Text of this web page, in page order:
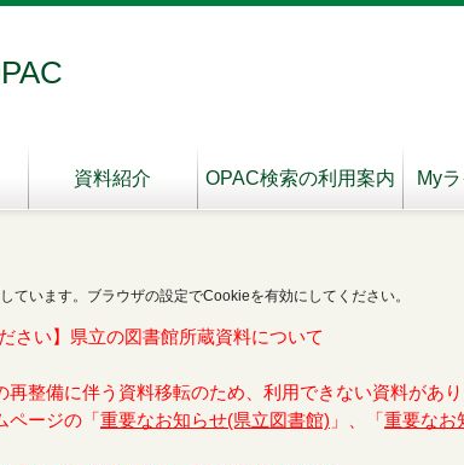
資料紹介 OPAC検索の利用案内 My
ています。ブラウザの設定でCookieを有効にしてください。
さい】県立の図書館所蔵資料について
再整備に伴う資料移転のため、利用できない資料があり
ページの「 重要なお知らせ(県立図書館) 」、「 重要なお